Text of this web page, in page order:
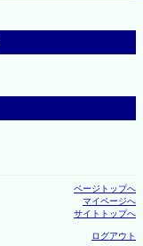
ページトップへ
マイページへ
サイトトップへ
ログアウト